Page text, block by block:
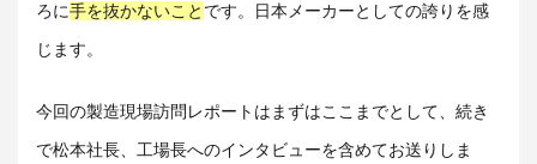
ろに手を抜かないこと です。日本メーカーとしての誇りを感
じます。
今回の製造現場訪問レポートはまずはここまでとして、続き
で松本社長、工場長へのインタビューを含めてお送りしま